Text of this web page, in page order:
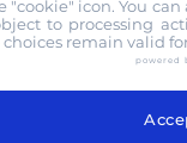
les temples
diffère
la
il était
"cookie" icon. You
to processing
choices remain valid
powered